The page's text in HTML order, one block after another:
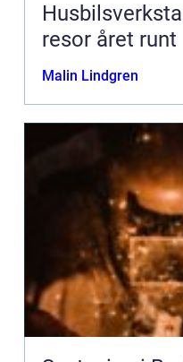
resor året runt
Malin Lindgren